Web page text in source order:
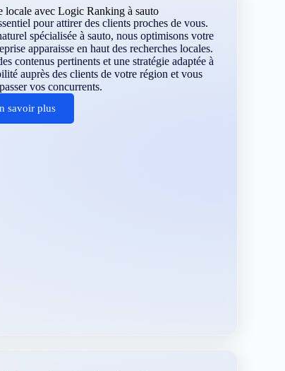
locale avec Logic Ranking à sauto
pour attirer des clients proches de vous.
spécialisée à sauto, nous optimisons votre
apparaisse en haut des recherches locales.
contenus pertinents et une stratégie adaptée à
auprès des clients de votre région et vous
vos concurrents.
savoir plus